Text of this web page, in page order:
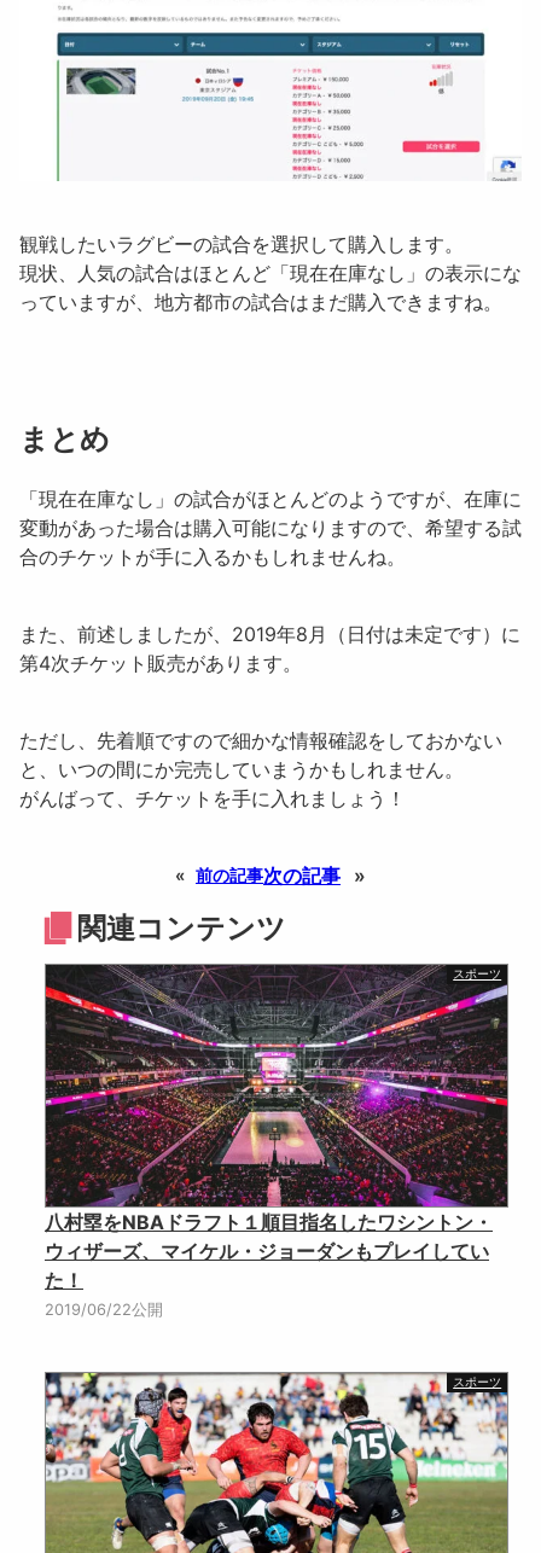
観戦したいラグビーの試合を選択して購入します。
現状、人気の試合はほとんど「現在在庫なし 」の表示にな
っていますが、地方都市の試合はまだ購入できますね。
まとめ
「現在在庫なし 」の試合がほとんどのようですが、在庫に
変動があった場合は購入可能になりますので、希望する試
合のチケットが手に入るかもしれませんね。
また、前述しましたが、2019年8月（日付は未定です）に
第4次チケット販売があります。
ただし、先着順ですので細かな情報確認をしておかない
と、いつの間にか完売していまうかもしれません。
がんばって、チケットを手に入れましょう！
« 前の記事次の記事 »
関連コンテンツ
スポーツ
八村塁をNBAドラフト１順目指名したワシントン・
ウィザーズ、マイケル・ジョーダンもプレイしてい
た！
2019/06/22公開
スポーツ